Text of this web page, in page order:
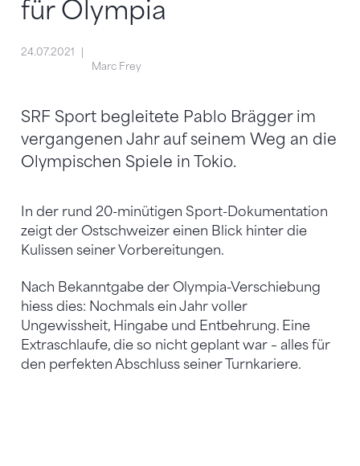
für Olympia
24.07.2021
Marc Frey
SRF Sport begleitete Pablo Brägger im
vergangenen Jahr auf seinem Weg an die
Olympischen Spiele in Tokio.
In der rund 20-minütigen Sport-Dokumentation
zeigt der Ostschweizer einen Blick hinter die
Kulissen seiner Vorbereitungen.
Nach Bekanntgabe der Olympia-Verschiebung
hiess dies: Nochmals ein Jahr voller
Ungewissheit, Hingabe und Entbehrung. Eine
Extraschlaufe, die so nicht geplant war – alles für
den perfekten Abschluss seiner Turnkariere.